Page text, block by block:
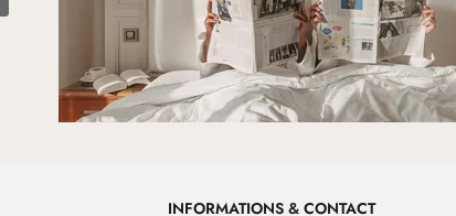
INFORMATIONS & CONTACT